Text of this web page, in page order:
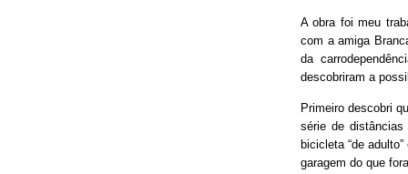
A obra foi meu
com a amiga
da
descobriram a
Primeiro descobri
série de distâncias
bicicleta “de
garagem do que